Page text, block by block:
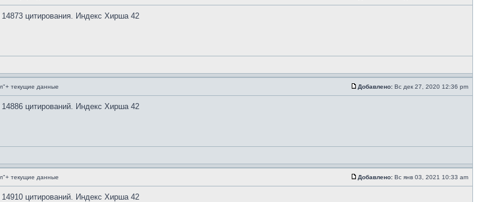
цитирования. Индекс Хирша 42
текущие данные Добавлено: Вс дек 27, 2020 12:36 pm
цитирований. Индекс Хирша 42
текущие данные Добавлено: Вс янв 03, 2021 10:33 am
цитирований. Индекс Хирша 42